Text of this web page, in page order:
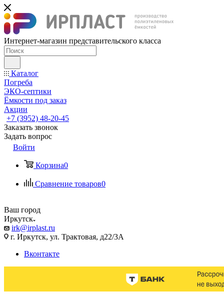
Интернет-магазин представительского класса
Каталог
Погреба
ЭКО-септики
Ёмкости под заказ
Акции
+7 (3952) 48-20-45
Заказать звонок
Задать вопрос
Войти
Корзина0
Сравнение товаров0
Ваш город
Иркутск
irk@irplast.ru
г. Иркутск, ул. Трактовая, д22/3А
Вконтакте